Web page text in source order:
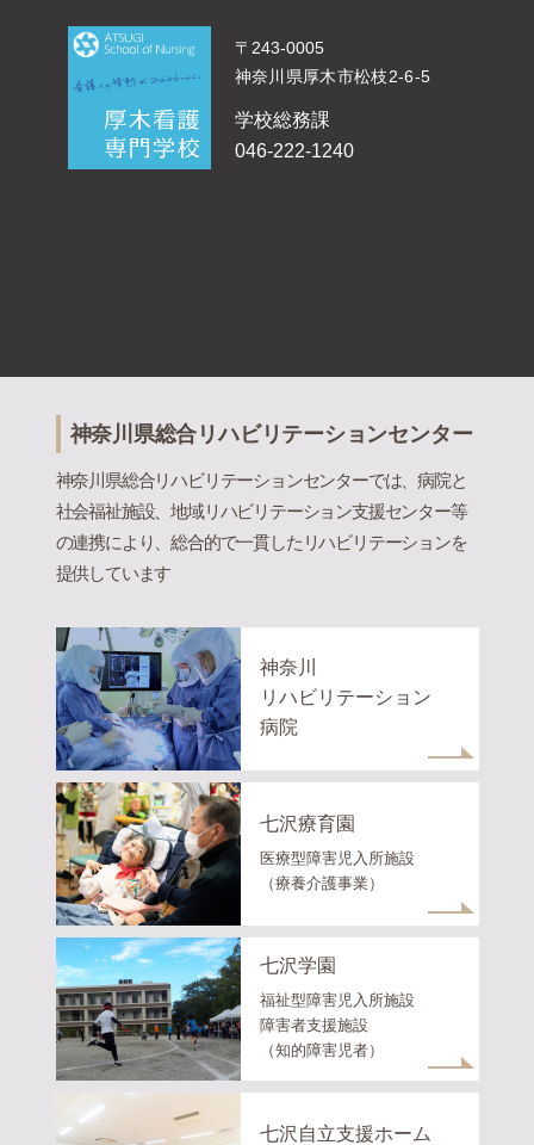
〒243-0005
神奈川県厚木市松枝2-6-5
学校総務課
046-222-1240
神奈川県総合リハビリテーションセンター
神奈川県総合リハビリテーションセンターでは、病院と
社会福祉施設、地域リハビリテーション支援センター等
の連携により、総合的で一貫したリハビリテーションを
提供しています
神奈川
リハビリテーション
病院
七沢療育園
医療型障害児入所施設
（療養介護事業）
七沢学園
福祉型障害児入所施設
障害者支援施設
（知的障害児者）
七沢自立支援ホーム